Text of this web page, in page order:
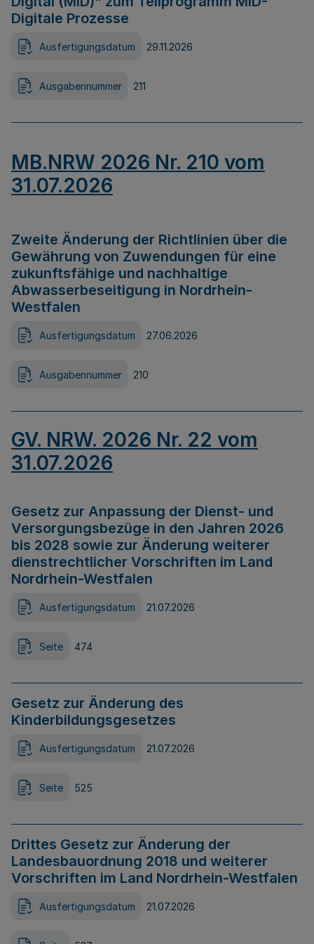
Digitale Prozesse
Ausfertigungsdatum 29.11.2026
Ausgabennummer 211
MB.NRW 2026 Nr. 210 vom
31.07.2026
Zweite Änderung der Richtlinien über die
Gewährung von Zuwendungen für eine
zukunftsfähige und nachhaltige
Abwasserbeseitigung in Nordrhein-
Westfalen
Ausfertigungsdatum 27.06.2026
Ausgabennummer 210
GV. NRW. 2026 Nr. 22 vom
31.07.2026
Gesetz zur Anpassung der Dienst- und
Versorgungsbezüge in den Jahren 2026
bis 2028 sowie zur Änderung weiterer
dienstrechtlicher Vorschriften im Land
Nordrhein-Westfalen
Ausfertigungsdatum 21.07.2026
Seite 474
Gesetz zur Änderung des
Kinderbildungsgesetzes
Ausfertigungsdatum 21.07.2026
Seite 525
Drittes Gesetz zur Änderung der
Landesbauordnung 2018 und weiterer
Vorschriften im Land Nordrhein-Westfalen
Ausfertigungsdatum 21.07.2026